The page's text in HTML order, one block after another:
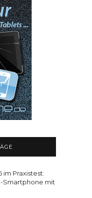
im Praxistest:
Smartphone mit